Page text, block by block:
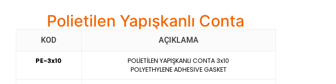
Polietilen Yapışkanlı Conta
KOD AÇIKLAMA
PE-3x10
POLİETİLEN YAPIŞKANLI CONTA 3x10
POLYETHYLENE ADHESIVE GASKET